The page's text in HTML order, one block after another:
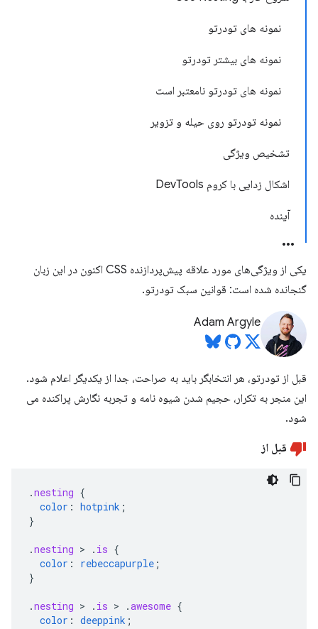
نمونه های تودرتو
نمونه های بیشتر تودرتو
نمونه های تودرتو نامعتبر است
نمونه تودرتو روی حیله و تزویر
تشخیص ویژگی
اشکال زدایی با کروم DevTools
آینده
یکی از ویژگی‌های مورد علاقه پیش‌پردازنده CSS اکنون در این زبان
گنجانده شده است: قوانین سبک تودرتو.
Adam Argyle
قبل از تودرتو، هر انتخابگر باید به صراحت، جدا از یکدیگر اعلام شود.
این منجر به تکرار، حجیم شدن شیوه نامه و تجربه نگارش پراکنده می
شود.
قبل از
.nesting {
color : hotpink ;
}
.nesting > . is {
color : rebeccapurple ;
}
.nesting > . is > .awesome {
color : deeppink ;